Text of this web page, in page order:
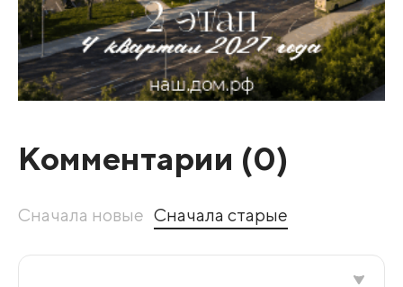
Комментарии (0)
Сначала новые Сначала старые